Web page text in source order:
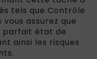
tels que Contrôle
assurez que
parfait état de
ainsi les risques